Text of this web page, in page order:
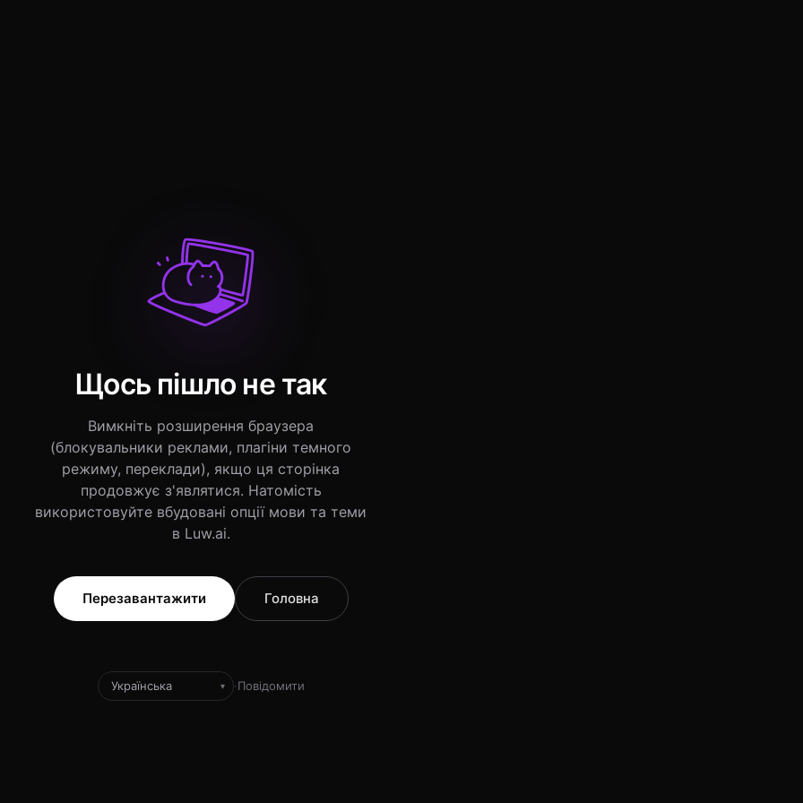
Щось пішло не так
Вимкніть розширення браузера
(блокувальники реклами, плагіни темного
режиму, переклади), якщо ця сторінка
продовжує з'являтися. Натомість
використовуйте вбудовані опції мови та теми
в Luw.ai.
Перезавантажити Головна
▾ ·Повідомити